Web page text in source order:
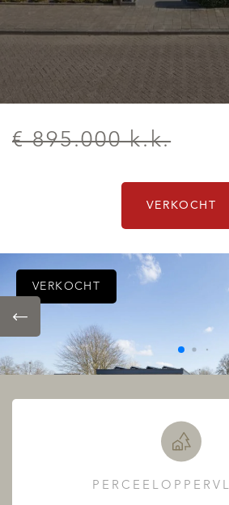
€ 895.000 k.k.
VERKOCHT
VERKOCHT